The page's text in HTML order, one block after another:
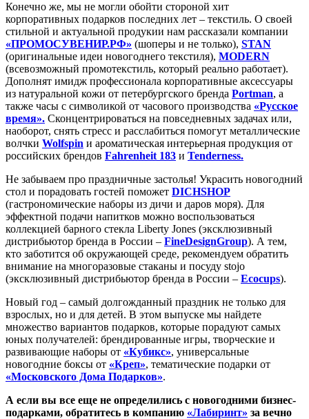
Конечно же, мы не могли обойти стороной хит
корпоративных подарков последних лет – текстиль. О своей
стильной и актуальной продукии нам рассказали компании
«ПРОМОСУВЕНИР.РФ» (шоперы и не только), STAN
(оригинальные идеи новогоднего текстиля), MODERN
(всевозможный промотекстиль, который реально работает).
Дополнят имидж профессионала корпоративные аксессуары
из натуральной кожи от петербургского бренда Portman, а
также часы с символикой от часового производства «Русское
время». Сконцентрироваться на повседневных задачах или,
наоборот, снять стресс и расслабиться помогут металлические
волчки Wolfspin и ароматическая интерьерная продукция от
российских брендов Fahrenheit 183 и Tenderness.
Не забываем про праздничные застолья! Украсить новогодний
стол и порадовать гостей поможет DICHSHOP
(гастрономические наборы из дичи и даров моря). Для
эффектной подачи напитков можно воспользоваться
коллекцией барного стекла Liberty Jones (эксклюзивный
дистрибьютор бренда в России – FineDesignGroup). А тем,
кто заботится об окружающей среде, рекомендуем обратить
внимание на многоразовые стаканы и посуду stojo
(эксклюзивный дистрибьютор бренда в России – Ecocups).
Новый год – самый долгожданный праздник не только для
взрослых, но и для детей. В этом выпуске мы найдете
множество вариантов подарков, которые порадуют самых
юных получателей: брендированные игры, творческие и
развивающие наборы от «Кубикс», универсальные
новогодние боксы от «Креп», тематические подарки от
«Московского Дома Подарков».
А если вы все еще не определились с новогодними бизнес-
подарками, обратитесь в компанию «Лабиринт» за вечно